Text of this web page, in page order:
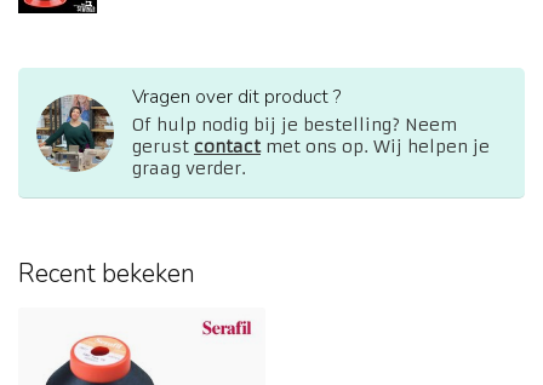
Vragen over dit product ?
Of hulp nodig bij je bestelling? Neem
gerust contactmet ons op. Wij helpen je
graag verder.
Recent bekeken